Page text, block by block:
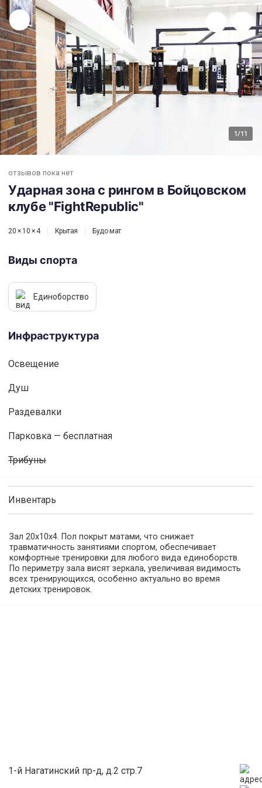
1/11
Ударная зона с рингом в Бойцовском клубе "FightRepublic"
отзывов пока нет
Ударная зона с рингом в Бойцовском
клубе "FightRepublic"
20 × 10 × 4 Крытая Будо мат
Виды спорта
Единоборство
Инфраструктура
Освещениe
Душ
Раздевалки
Парковка — бесплатная
Трибуны
Инвентарь
Зал 20х10х4. Пол покрыт матами, что снижает
травматичность занятиями спортом, обеспечивает
комфортные тренировки для любого вида единоборств.
По периметру зала висят зеркала, увеличивая видимость
всех тренирующихся, особенно актуально во время
детских тренировок.
1-й Нагатинский пр-д, д.2 стр.7